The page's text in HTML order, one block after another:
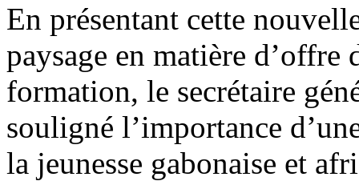
En présentant cette
paysage en matière d’offre
formation, le secrétaire
souligné l’importance
la jeunesse gabonaise et